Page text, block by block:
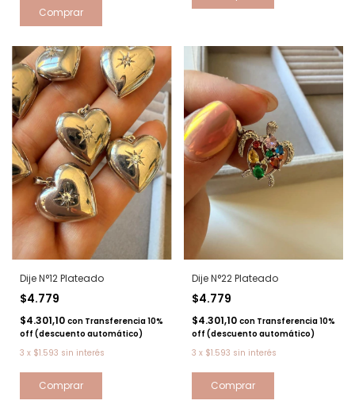
Comprar
Dije N°12 Plateado
$4.779
$4.301,10 con Transferencia 10%
off (descuento automático)
3 x $1.593 sin interés
Dije N°22 Plateado
$4.779
$4.301,10 con Transferencia 10%
off (descuento automático)
3 x $1.593 sin interés